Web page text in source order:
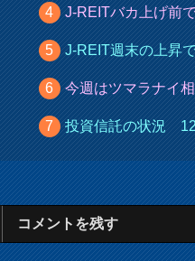
J-REITバカ上げ前
J-REIT週末の上昇
今週はツマラナイ
投資信託の状況
コメントを残す